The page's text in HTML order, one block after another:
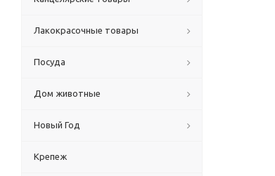
Лакокрасочные товары
Посуда
Дом животные
Новый Год
Крепеж